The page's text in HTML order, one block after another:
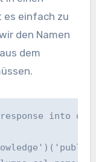
es einfach zu
den Namen
dem
into